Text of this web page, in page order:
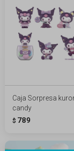
Caja Sorpresa
candy
$ 789